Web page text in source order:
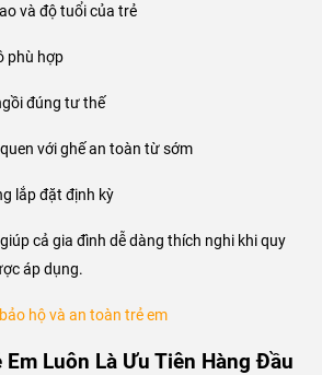
và độ tuổi của trẻ
phù hợp
đúng tư thế
với ghế an toàn từ sớm
lắp đặt định kỳ
cả gia đình dễ dàng thích nghi khi quy
áp dụng.
bảo hộ và an toàn trẻ em
Em Luôn Là Ưu Tiên Hàng Đầu